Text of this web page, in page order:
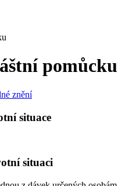
pomůcku
znění
situace
situaci